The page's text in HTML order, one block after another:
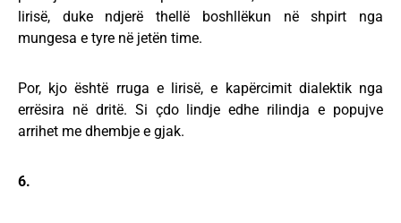
lirisë, duke ndjerë thellë boshllëkun në shpirt nga
mungesa e tyre në jetën time.
Por, kjo është rruga e lirisë, e kapërcimit dialektik nga
errësira në dritë. Si çdo lindje edhe rilindja e popujve
arrihet me dhembje e gjak.
6.